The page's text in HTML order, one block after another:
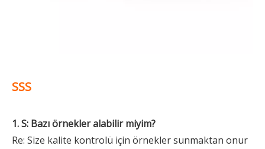
SSS
1. S: Bazı örnekler alabilir miyim?
Re: Size kalite kontrolü için örnekler sunmaktan onur